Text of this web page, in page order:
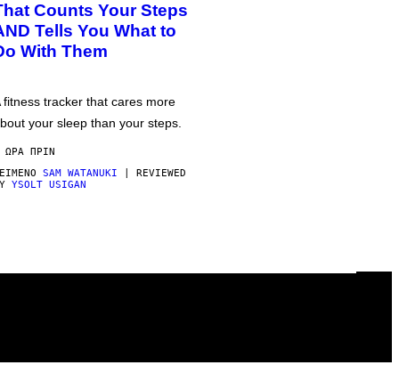
Counts Your Steps
Tells You What to
With Them
fitness tracker that cares more
your sleep than your steps.
ΏΡΑ ΠΡΙΝ
SAM WATANUKI | REVIEWED
YSOLT USIGAN